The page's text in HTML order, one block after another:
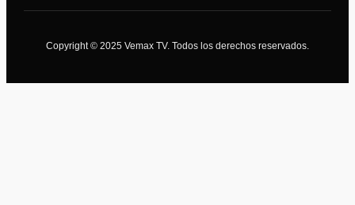
Copyright © 2025 Vemax TV. Todos los derechos reservados.